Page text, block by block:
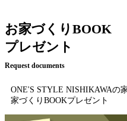
お家づくりBOOK
プレゼント
Request documents
ONE'S STYLE NISHIKAWAの
家づくりBOOKプレゼント